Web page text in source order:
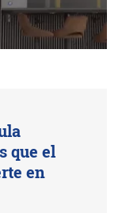
que el
en